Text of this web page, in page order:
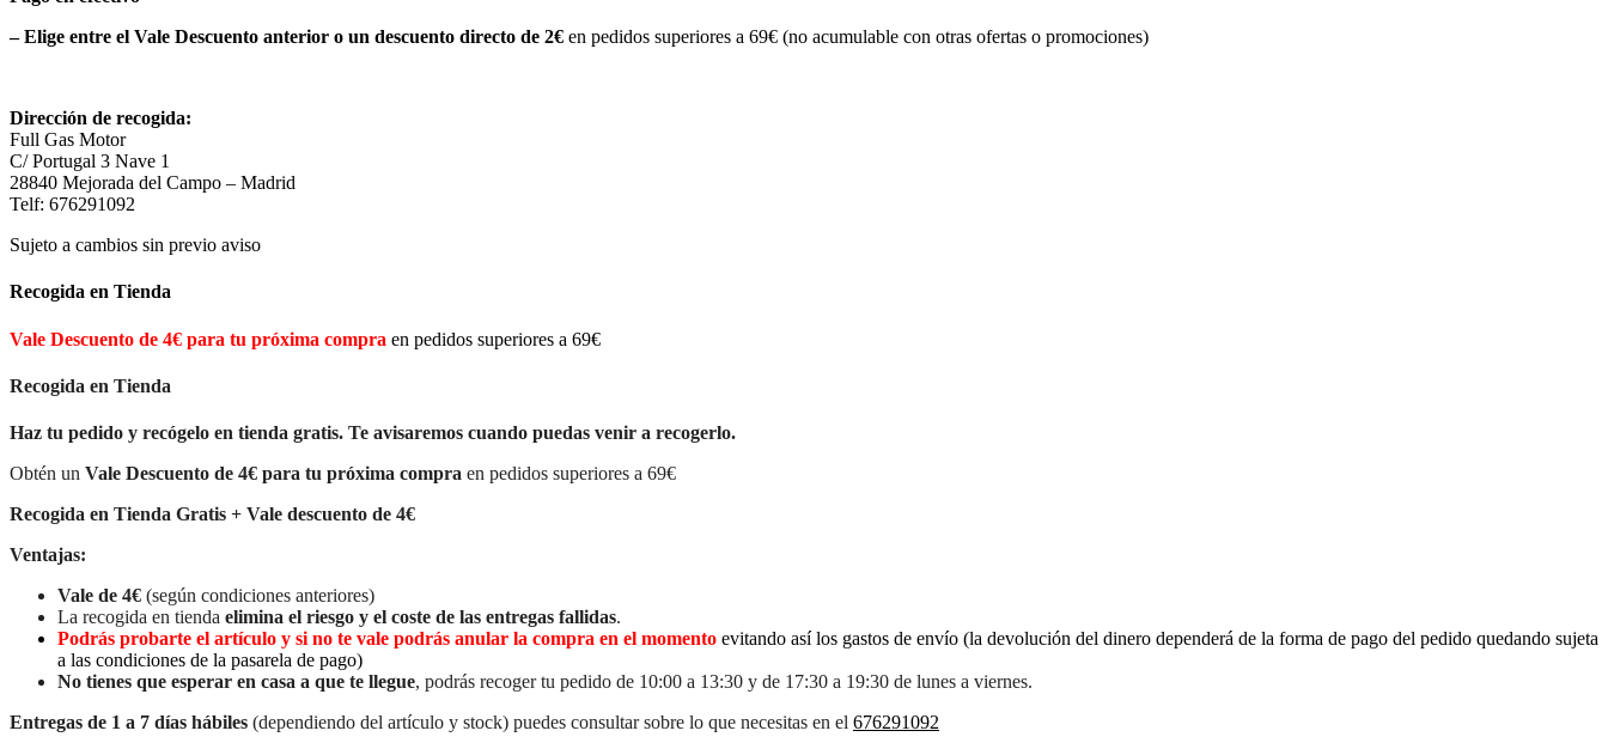
– Elige entre el Vale Descuento anterior o un descuento directo de 2€ en pedidos superiores a 69€ (no acumulable con otras ofertas o promociones)
Dirección de recogida:
Full Gas Motor
C/ Portugal 3 Nave 1
28840 Mejorada del Campo – Madrid
Telf: 676291092
Sujeto a cambios sin previo aviso
Recogida en Tienda
Vale Descuento de 4€ para tu próxima compra en pedidos superiores a 69€
Recogida en Tienda
Haz tu pedido y recógelo en tienda gratis. Te avisaremos cuando puedas venir a recogerlo.
Obtén un Vale Descuento de 4€ para tu próxima compra en pedidos superiores a 69€
Recogida en Tienda Gratis + Vale descuento de 4€
Ventajas:
Vale de 4€ (según condiciones anteriores)
La recogida en tienda elimina el riesgo y el coste de las entregas fallidas.
Podrás probarte el artículo y si no te vale podrás anular la compra en el momento evitando así los gastos de envío (la devolución del dinero dependerá de la forma de pago del pedido quedando sujeta
a las condiciones de la pasarela de pago)
No tienes que esperar en casa a que te llegue, podrás recoger tu pedido de 10:00 a 13:30 y de 17:30 a 19:30 de lunes a viernes.
Entregas de 1 a 7 días hábiles (dependiendo del artículo y stock) puedes consultar sobre lo que necesitas en el 676291092